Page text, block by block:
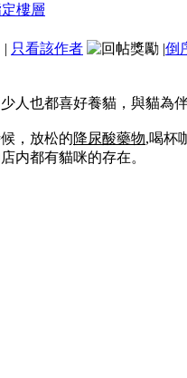
| 只看該作者 |倒
人也都喜好養貓，與貓為
，放松的降尿酸藥物,喝杯
内都有貓咪的存在。